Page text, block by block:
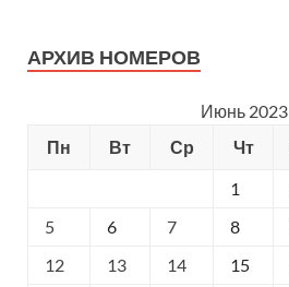
АРХИВ НОМЕРОВ
Июнь 2023
Пн
Вт Ср Чт
1
5
6 7 8
12
13 14 15